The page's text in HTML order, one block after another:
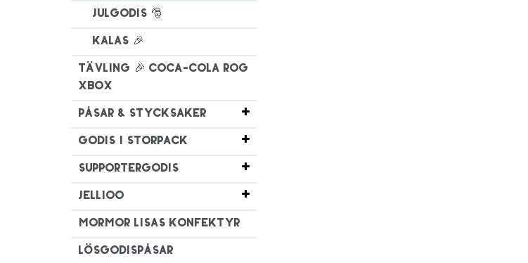
Julgodis 🎅
Kalas 🎉
TÄVLING 🎉 Coca-Cola ROG
XBOX
Påsar & Stycksaker
Godis i Storpack
Supportergodis
Jellioo
Mormor Lisas Konfektyr
Lösgodispåsar